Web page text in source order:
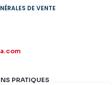
DE VENTE
PRATIQUES